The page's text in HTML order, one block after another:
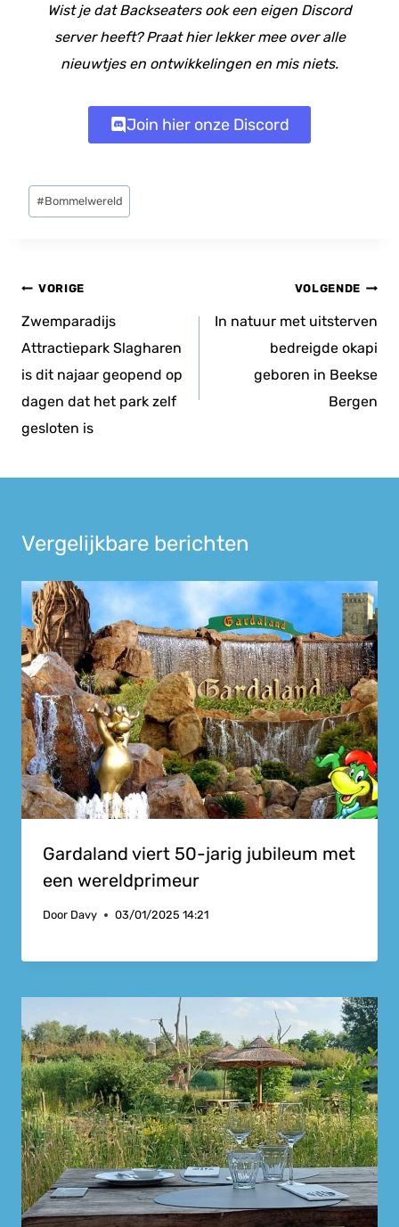
Wist je dat Backseaters ook een eigen Discord
server heeft? Praat hier lekker mee over alle
nieuwtjes en ontwikkelingen en mis niets.
Join hier onze Discord
Bericht
tags:
#Bommelwereld
Bericht
navigatie
VORIGE
Zwemparadijs
Attractiepark Slagharen
is dit najaar geopend op
dagen dat het park zelf
gesloten is
VOLGENDE
In natuur met uitsterven
bedreigde okapi
geboren in Beekse
Bergen
Vergelijkbare berichten
Gardaland viert 50-jarig jubileum met
een wereldprimeur
Door Davy 03/01/2025 14:21